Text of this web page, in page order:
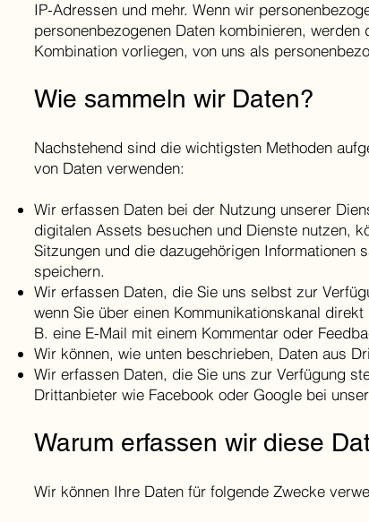
IP-Adressen und mehr. Wenn wir
personenbezogenen Daten kombinieren, werden
Kombination vorliegen, von uns als
Wie sammeln wir Daten?
Nachstehend sind die wichtigsten Methoden
von Daten verwenden:
Wir erfassen Daten bei der Nutzung unserer
digitalen Assets besuchen und Dienste nutzen,
Sitzungen und die dazugehörigen Informationen
speichern.
Wir erfassen Daten, die Sie uns selbst zur
wenn Sie über einen Kommunikationskanal
B. eine E-Mail mit einem Kommentar oder
Wir können, wie unten beschrieben, Daten aus
Wir erfassen Daten, die Sie uns zur Verfügung
Drittanbieter wie Facebook oder Google bei
Warum erfassen wir diese
Wir können Ihre Daten für folgende Zwecke